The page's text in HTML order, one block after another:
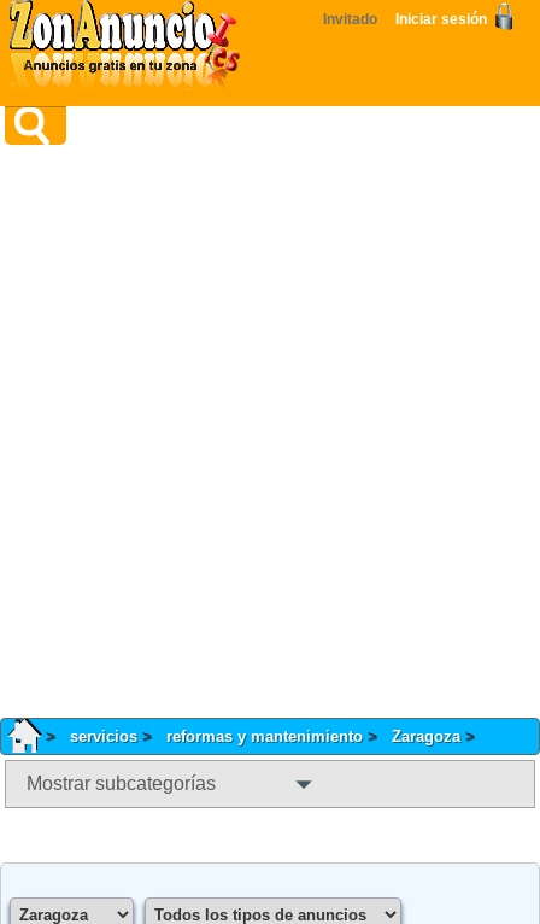
Invitado Iniciar sesión
servicios reformas y mantenimiento Zaragoza
Mostrar subcategorías